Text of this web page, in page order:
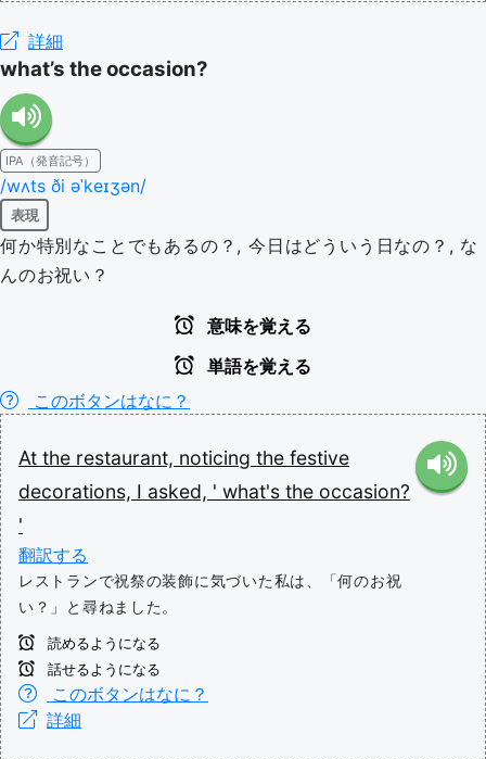
詳細
what’s the occasion?
IPA（発音記号）
/wʌts ði əˈkeɪʒən/
表現
何か特別なことでもあるの？, 今日はどういう日なの？, な
んのお祝い？
意味を覚える
単語を覚える
このボタンはなに？
At the restaurant, noticing the festive
decorations, I asked, ' what's the occasion?
'
翻訳する
レストランで祝祭の装飾に気づいた私は、「何のお祝
い？」と尋ねました。
読めるようになる
話せるようになる
このボタンはなに？
詳細